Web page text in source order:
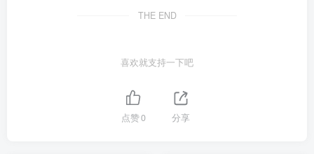
THE END
喜欢就支持一下吧
点赞0 分享